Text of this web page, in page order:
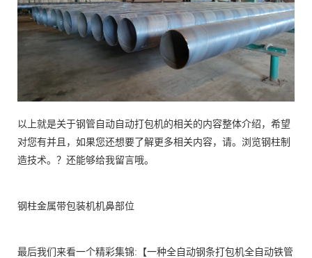
以上就是关于钢管自动自动打包机的相关的内容整体介绍，希望
对您有并且，如果您还想要了解更多相关内容，请。浏览钢柱制
造技术。？还能够给我留言哦。
钢柱金属带包装机机鼻部位
最后我们来看一个精彩集锦:【一种全自动钢条打包机全自动铁管